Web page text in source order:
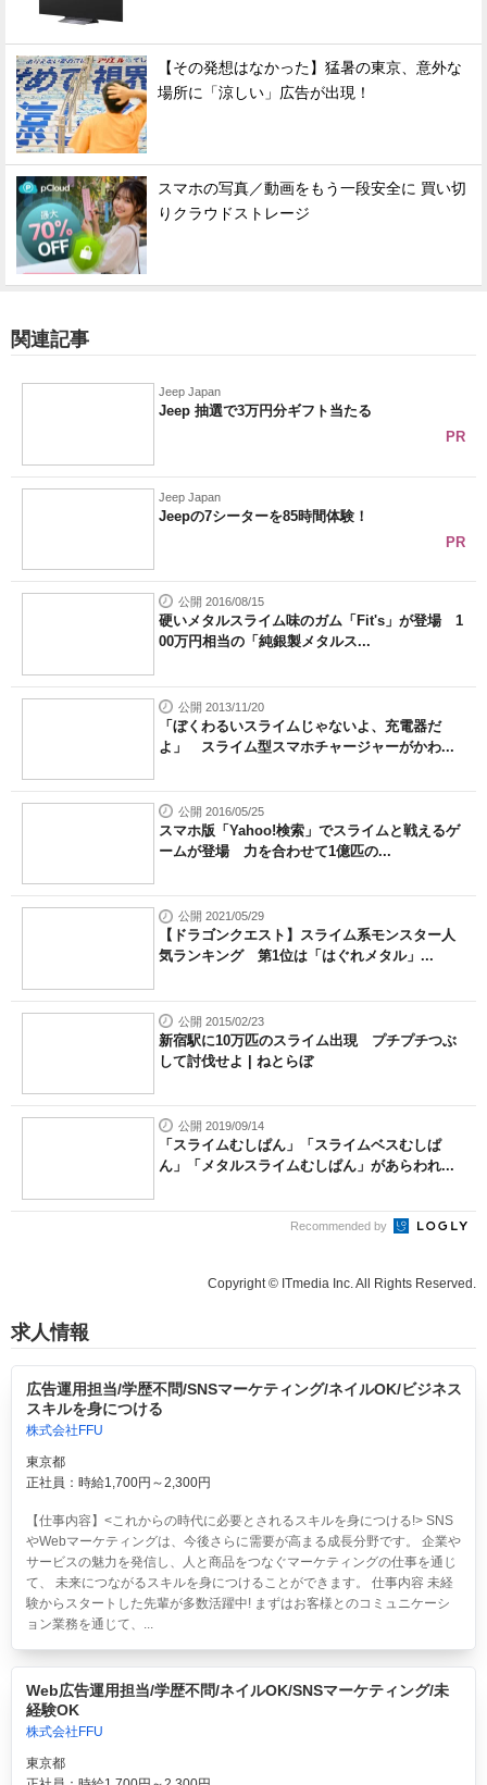
【その発想はなかった】猛暑の東京、意外な
場所に「涼しい」広告が出現！
スマホの写真／動画をもう一段安全に 買い切
りクラウドストレージ
関連記事
Jeep Japan
Jeep 抽選で3万円分ギフト当たる
PR
Jeep Japan
Jeepの7シーターを85時間体験！
PR
公開 2016/08/15
硬いメタルスライム味のガム「Fit's」が登場 1
00万円相当の「純銀製メタルス...
公開 2013/11/20
「ぼくわるいスライムじゃないよ、充電器だ
よ」 スライム型スマホチャージャーがかわ...
公開 2016/05/25
スマホ版「Yahoo!検索」でスライムと戦えるゲ
ームが登場 力を合わせて1億匹の...
公開 2021/05/29
【ドラゴンクエスト】スライム系モンスター人
気ランキング 第1位は「はぐれメタル」...
公開 2015/02/23
新宿駅に10万匹のスライム出現 プチプチつぶ
して討伐せよ | ねとらぼ
公開 2019/09/14
「スライムむしぱん」「スライムベスむしぱ
ん」「メタルスライムむしぱん」があらわれ...
Recommended by
Copyright © ITmedia Inc. All Rights Reserved.
求人情報
広告運用担当/学歴不問/SNSマーケティング/ネイルOK/ビジネス
スキルを身につける
株式会社FFU
東京都
正社員：時給1,700円～2,300円
【仕事内容】<これからの時代に必要とされるスキルを身につける!> SNS
やWebマーケティングは、今後さらに需要が高まる成長分野です。 企業や
サービスの魅力を発信し、人と商品をつなぐマーケティングの仕事を通じ
て、 未来につながるスキルを身につけることができます。 仕事内容 未経
験からスタートした先輩が多数活躍中! まずはお客様とのコミュニケーシ
ョン業務を通じて、...
Web広告運用担当/学歴不問/ネイルOK/SNSマーケティング/未
経験OK
株式会社FFU
東京都